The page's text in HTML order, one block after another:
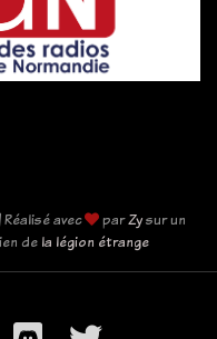
avec parZysur un
de la légion étrange